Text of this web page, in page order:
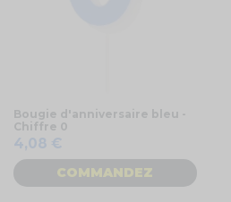
Bougie d'anniversaire bleu -
Chiffre 0
4,08 €
COMMANDEZ